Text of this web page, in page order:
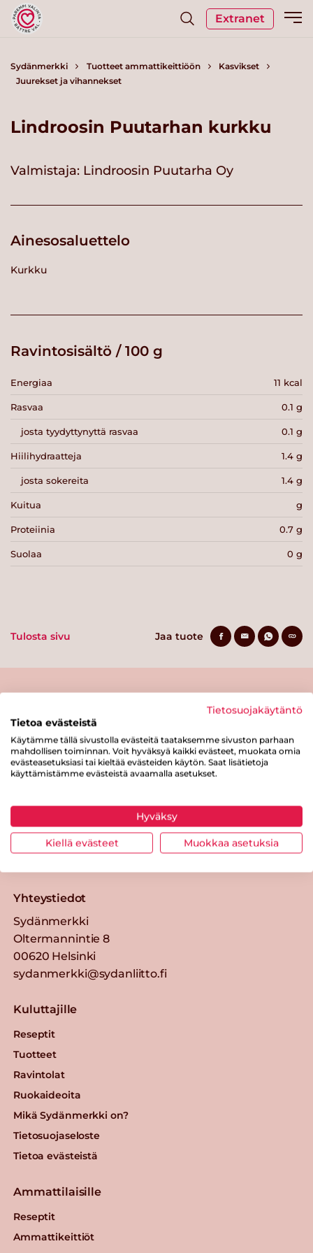
Extranet
Sydänmerkki Tuotteet ammattikeittiöön
Kasvikset
Juurekset ja vihannekset
Lindroosin Puutarhan kurkku
Valmistaja: Lindroosin Puutarha Oy
Ainesosaluettelo
Kurkku
Ravintosisältö / 100 g
Energiaa 11 kcal
Rasvaa 0.1 g
josta tyydyttynyttä rasvaa 0.1 g
Hiilihydraatteja 1.4 g
josta sokereita 1.4 g
Kuitua g
Proteiinia 0.7 g
Suolaa 0 g
Tulosta sivu Jaa tuote
Tästä merkistä tunnistat
Sydänmerkki-tuotteen
Takaisin ylös
Sydänmerkki — Paremmat eväät
Yhteystiedot
Sydänmerkki
Oltermannintie 8
00620 Helsinki
sydanmerkki@sydanliitto.fi
Kuluttajille
Reseptit
Tuotteet
Ravintolat
Ruokaideoita
Mikä Sydänmerkki on?
Tietosuojaseloste
Tietoa evästeistä
Ammattilaisille
Reseptit
Ammattikeittiöt
Tietosuojakäytäntö
Tietoa evästeistä
Käytämme tällä sivustolla evästeitä taataksemme sivuston parhaan
mahdollisen toiminnan. Voit hyväksyä kaikki evästeet, muokata omia
evästeasetuksiasi tai kieltää evästeiden käytön. Saat lisätietoja
käyttämistämme evästeistä avaamalla asetukset.
Hyväksy
Kiellä evästeet Muokkaa asetuksia